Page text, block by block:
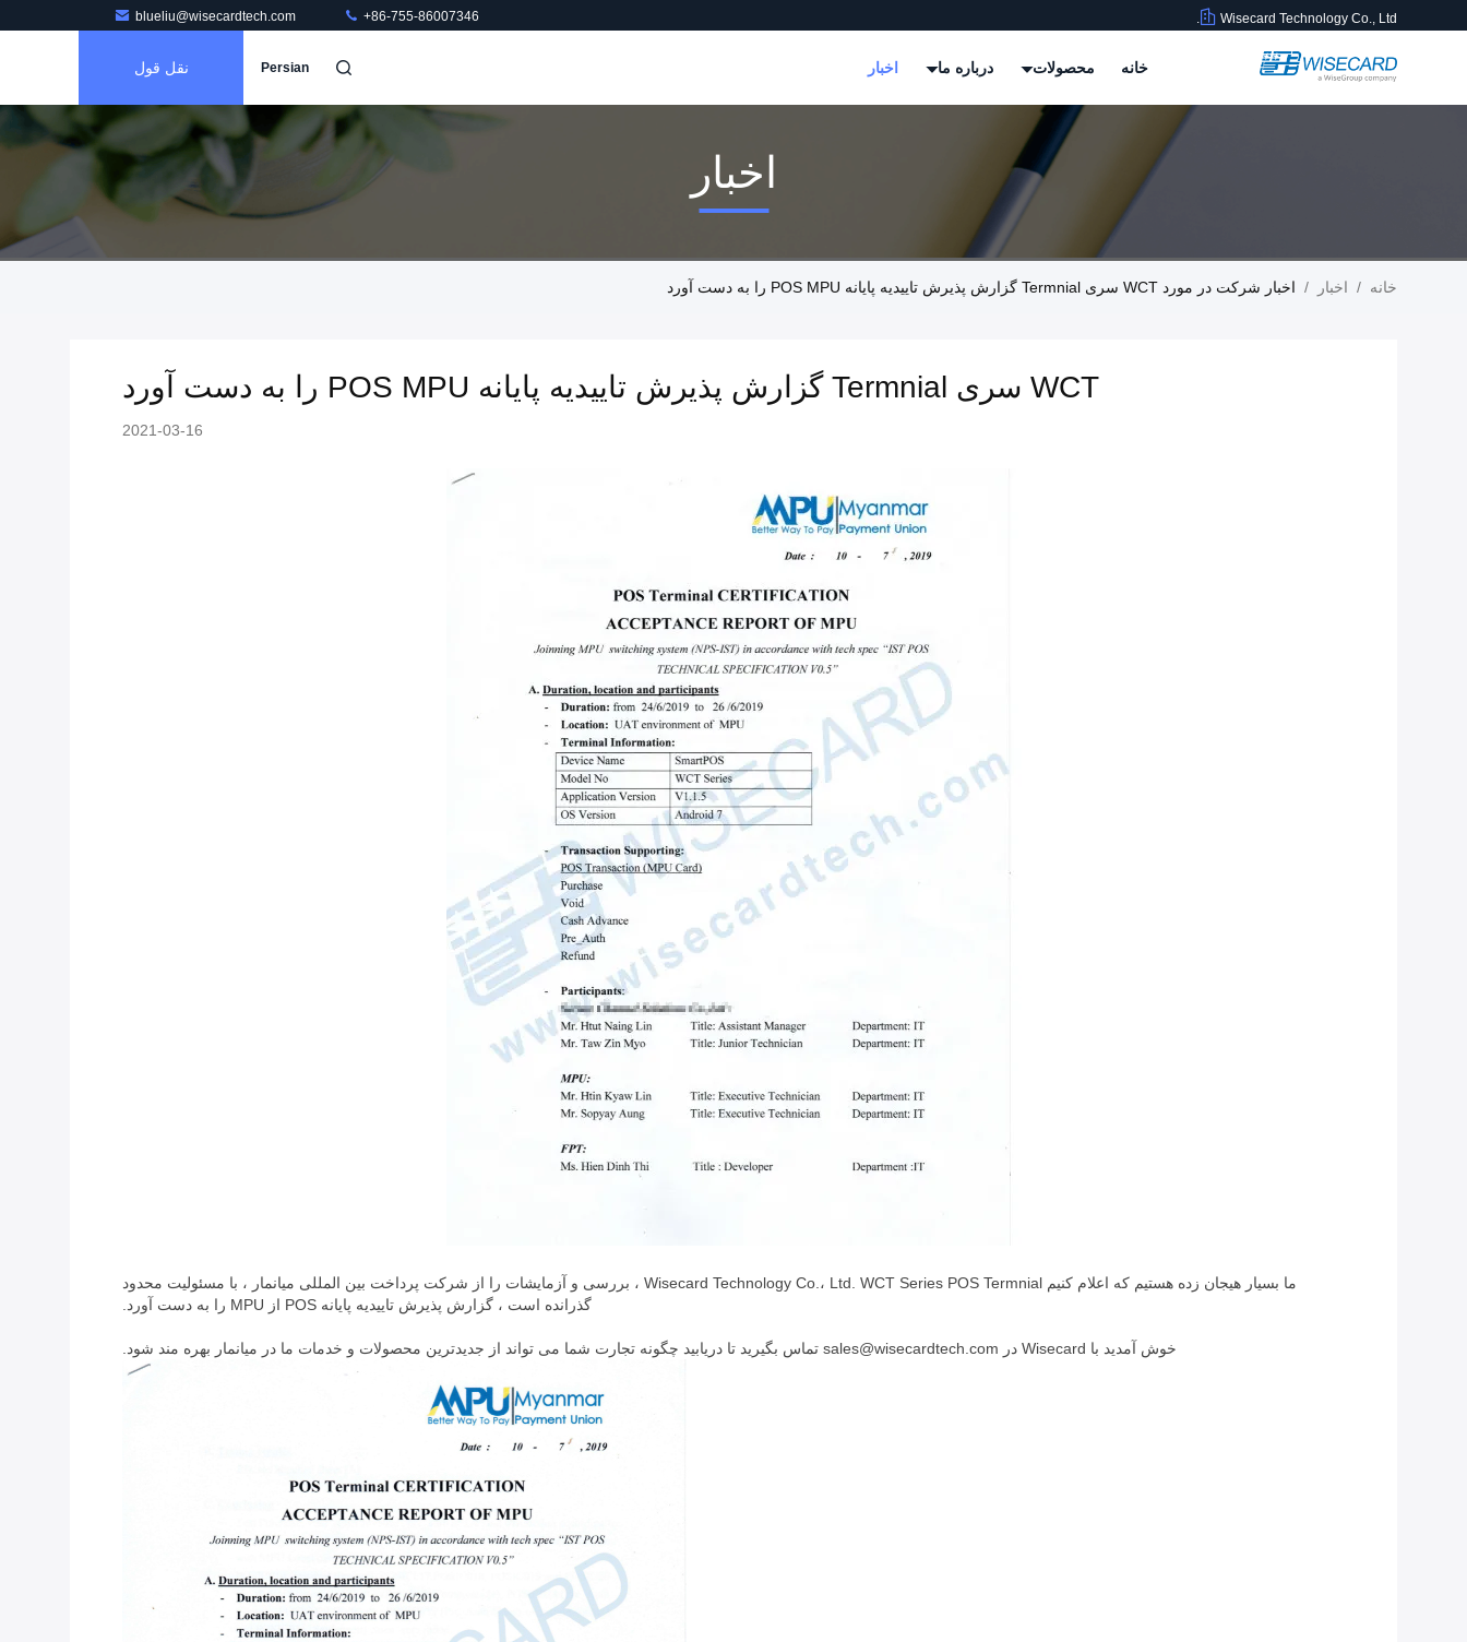
Wisecard Technology Co., Ltd.
blueliu@wisecardtech.com +86-755-86007346
خانه محصولات درباره ما اخبار Persian نقل قول
اخبار
خانه / اخبار / اخبار شرکت در مورد WCT سری Termnial گزارش پذیرش تاییدیه پایانه POS MPU را به دست آورد
WCT سری Termnial گزارش پذیرش تاییدیه پایانه POS MPU را به دست آورد
2021-03-16
ما بسیار هیجان زده هستیم که اعلام کنیم Wisecard Technology Co.، Ltd. WCT Series POS Termnial ، بررسی و آزمایشات را از شرکت پرداخت بین المللی میانمار ، با مسئولیت محدود
گذرانده است ، گزارش پذیرش تاییدیه پایانه POS از MPU را به دست آورد.
خوش آمدید با Wisecard در sales@wisecardtech.com تماس بگیرید تا دریابید چگونه تجارت شما می تواند از جدیدترین محصولات و خدمات ما در میانمار بهره مند شود.